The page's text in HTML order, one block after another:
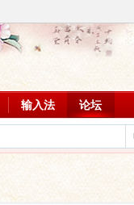
输入法 论坛